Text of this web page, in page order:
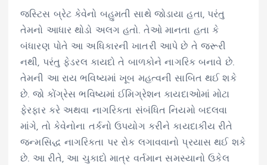
જસ્ટિસ બ્રેટ કેવેનો બહુમતી સાથે જોડાયા હતા, પરંતુ
તેમનો આધાર થોડો અલગ હતો. તેઓ માનતા હતા કે
બંધારણ પોતે આ અધિકારની ખાતરી આપે છે તે જરૂરી
નથી, પરંતુ ફેડરલ કાયદો તે બાળકોને નાગરિક બનાવે છે.
તેમની આ રાય ભવિષ્યમાં ખૂબ મહત્વની સાબિત થઈ શકે
છે. જો કોંગ્રેસ ભવિષ્યમાં ઈમિગ્રેશન કાયદાઓમાં મોટા
ફેરફાર કરે અથવા નાગરિકતા સંબંધિત નિયમો બદલવા
માંગે, તો કેવેનોના તર્કનો ઉપયોગ કરીને કાયદાકીય રીતે
જન્મસિદ્ધ નાગરિકતા પર રોક લગાવવાનો પ્રયાસ થઈ શકે
છે. આ રીતે, આ ચુકાદો માત્ર વર્તમાન સમસ્યાનો ઉકેલ